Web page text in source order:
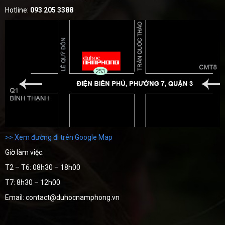
Hotline: 093 205 3388
>> Xem đường đi trên Google Map
Giờ làm việc:
T2 – T6: 08h30 – 18h00
T7: 8h30 – 12h00
Email: contact@duhocnamphong.vn